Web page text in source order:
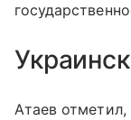
Атаев отметил,